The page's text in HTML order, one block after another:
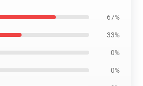
67%
33%
0%
0%